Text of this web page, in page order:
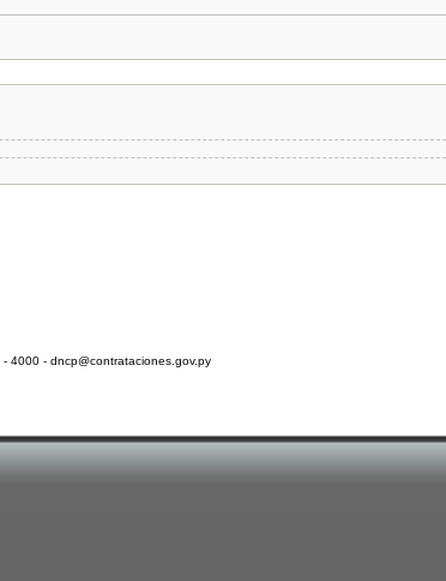
4000 - dncp@contrataciones.gov.py